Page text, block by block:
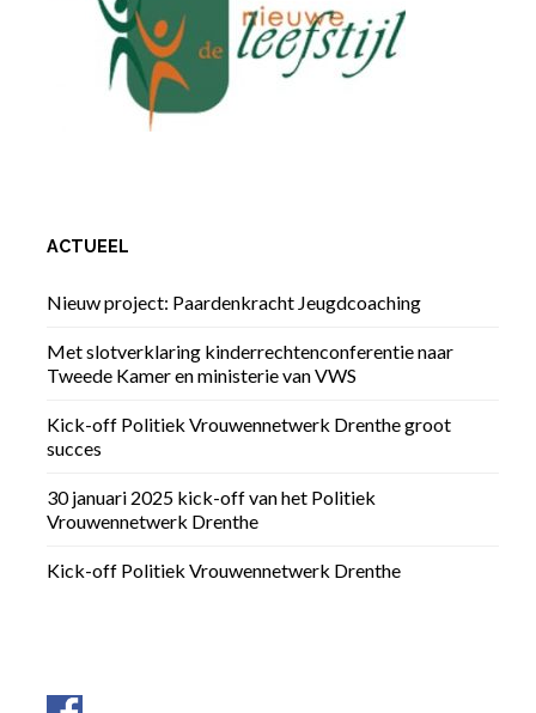
ACTUEEL
Nieuw project: Paardenkracht Jeugdcoaching
Met slotverklaring kinderrechtenconferentie naar
Tweede Kamer en ministerie van VWS
Kick-off Politiek Vrouwennetwerk Drenthe groot
succes
30 januari 2025 kick-off van het Politiek
Vrouwennetwerk Drenthe
Kick-off Politiek Vrouwennetwerk Drenthe